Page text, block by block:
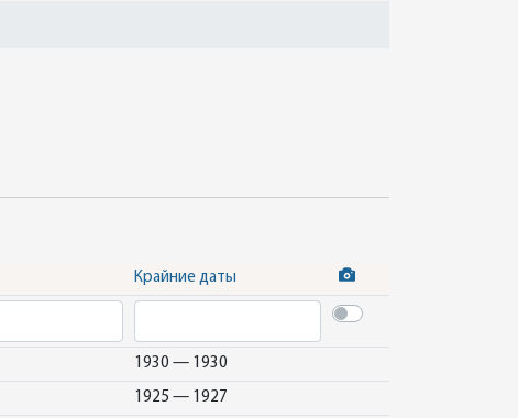
Крайние даты
1930 — 1930
1925 — 1927